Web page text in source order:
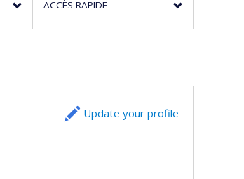
la
ACCÈS RAPIDE
Update your profile